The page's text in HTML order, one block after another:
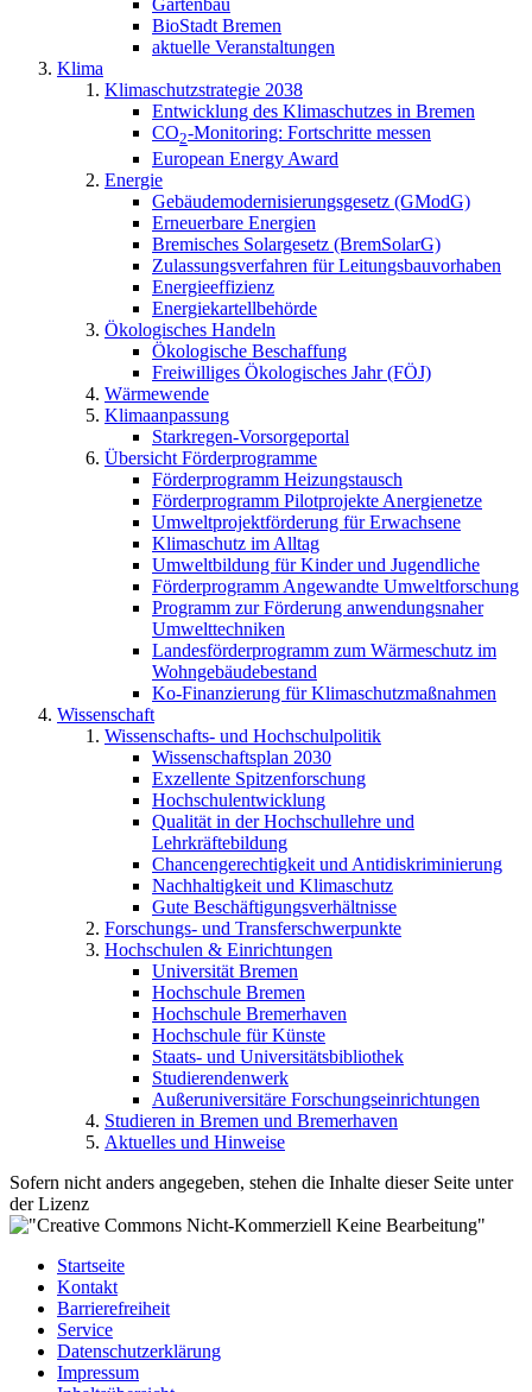
BioStadt Bremen
aktuelle Veranstaltungen
Klima
Klimaschutzstrategie 2038
Entwicklung des Klimaschutzes in Bremen
CO2-Monitoring: Fortschritte messen
European Energy Award
Energie
Gebäudemodernisierungsgesetz (GModG)
Erneuerbare Energien
Bremisches Solargesetz (BremSolarG)
Zulassungsverfahren für Leitungsbauvorhaben
Energieeffizienz
Energiekartellbehörde
Ökologisches Handeln
Ökologische Beschaffung
Freiwilliges Ökologisches Jahr (FÖJ)
Wärmewende
Klimaanpassung
Starkregen-Vorsorgeportal
Übersicht Förderprogramme
Förderprogramm Heizungstausch
Förderprogramm Pilotprojekte Anergienetze
Umweltprojektförderung für Erwachsene
Klimaschutz im Alltag
Umweltbildung für Kinder und Jugendliche
Förderprogramm Angewandte Umweltforschung
Programm zur Förderung anwendungsnaher
Umwelttechniken
Landesförderprogramm zum Wärmeschutz im
Wohngebäudebestand
Ko-Finanzierung für Klimaschutzmaßnahmen
Wissenschaft
Wissenschafts- und Hochschulpolitik
Wissenschaftsplan 2030
Exzellente Spitzenforschung
Hochschulentwicklung
Qualität in der Hochschullehre und
Lehrkräftebildung
Chancengerechtigkeit und Antidiskriminierung
Nachhaltigkeit und Klimaschutz
Gute Beschäftigungsverhältnisse
Forschungs- und Transferschwerpunkte
Hochschulen & Einrichtungen
Universität Bremen
Hochschule Bremen
Hochschule Bremerhaven
Hochschule für Künste
Staats- und Universitätsbibliothek
Studierendenwerk
Außeruniversitäre Forschungseinrichtungen
Studieren in Bremen und Bremerhaven
Aktuelles und Hinweise
Sofern nicht anders angegeben, stehen die Inhalte dieser Seite unter
der Lizenz
Startseite
Kontakt
Barrierefreiheit
Service
Datenschutzerklärung
Impressum